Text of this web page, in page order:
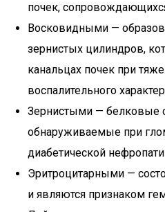
почек,
Восковидными —
зернистых цилиндров,
канальцах почек при
воспалительного
Зернистыми — белковые
обнаруживаемые при
диабетической
Эритроцитарными —
и являются признаком